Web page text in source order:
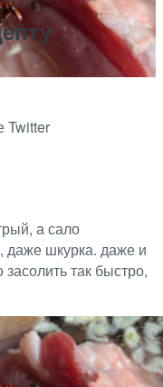
Twitter
а сало
даже шкурка. даже и
так быстро,